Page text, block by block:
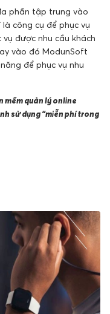
phần tập trung vào
công cụ để phục vụ
được nhu cầu khách
vào đó ModunSoft
để phục vụ nhu
mềm quản lý online
sử dụng “miễn phí trong